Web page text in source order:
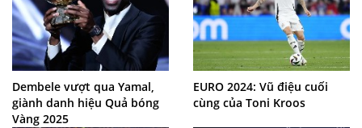
Dembele vượt qua Yamal,
giành danh hiệu Quả bóng
Vàng 2025
EURO 2024: Vũ điệu cuối
cùng của Toni Kroos